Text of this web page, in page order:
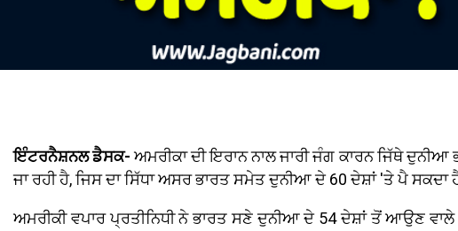
ਇੰਟਰਨੈਸ਼ਨਲ ਡੈਸਕ-ਅਮਰੀਕਾ ਦੀ ਇਰਾਨ ਨਾਲ ਜਾਰੀ ਜੰਗ ਕਾਰਨ ਜਿੱਥੇ
ਜਾ ਰਹੀ ਹੈ, ਜਿਸ ਦਾ ਸਿੱਧਾ ਅਸਰ ਭਾਰਤ ਸਮੇਤ ਦੁਨੀਆ ਦੇ 60 ਦੇਸ਼ਾਂ 'ਤੇ ਪੈ ਸਕਦਾ
ਅਮਰੀਕੀ ਵਪਾਰ ਪ੍ਰਤੀਨਿਧੀ ਨੇ ਭਾਰਤ ਸਣੇ ਦੁਨੀਆ ਦੇ 54 ਦੇਸ਼ਾਂ ਤੋਂ ਆਉਣ